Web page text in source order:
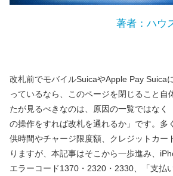
著者：ハウ
改札前でモバイルSuicaやApple Pay Suica
っているなら、このページを閉じること自
たが見るべきなのは、原因の一覧ではなく
の操作をすれば改札を通れるか」です。多
供時間やチャージ限度額、クレジットカー
りますが、本記事はそこから一歩進み、
エラーコード1370・2320・2330、「支払